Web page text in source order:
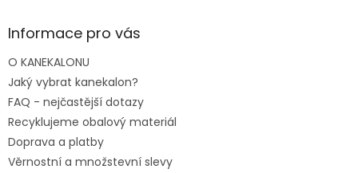
Informace pro vás
O KANEKALONU
Jaký vybrat kanekalon?
FAQ - nejčastější dotazy
Recyklujeme obalový materiál
Doprava a platby
Věrnostní a množstevní slevy